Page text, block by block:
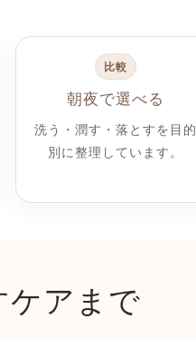
比較
朝夜で選べる
洗う・潤す・落とすを目的
別に整理しています。
ケアまで